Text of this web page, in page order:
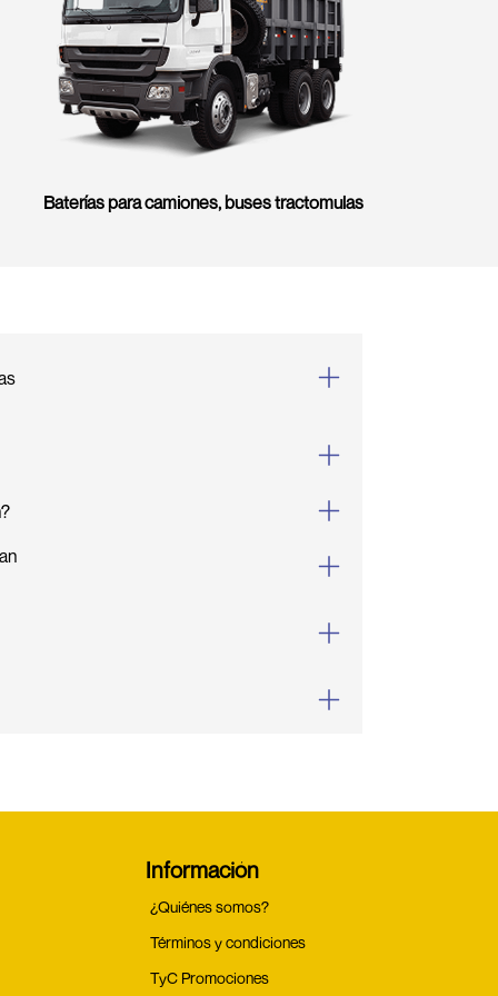
Baterías para camiones, buses tractomulas
Información
¿Quiénes somos?
Términos y condiciones
TyC Promociones